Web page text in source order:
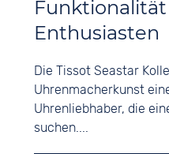
Enthusiasten
Die Tissot Seastar
Uhrenmacherkunst
Uhrenliebhaber, die
suchen....